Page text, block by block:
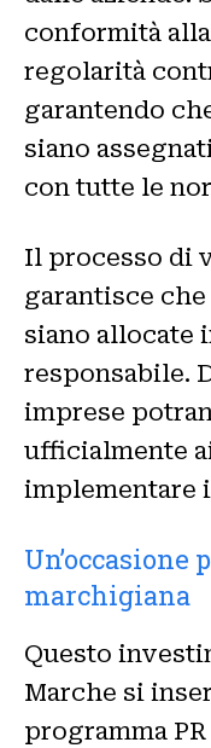
conformità
regolarità
garantendo
siano
con tutte le
Il processo di
garantisce
siano allocate
responsabile.
imprese
ufficialmente
implementare
Un’occasione
marchigiana
Questo
Marche si
programma PR